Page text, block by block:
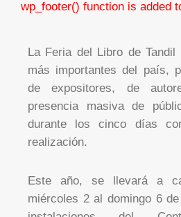
más importantes del país,
de expositores, de
presencia masiva de
durante los cinco días
realización.
miércoles 2 al domingo 6
instalaciones del